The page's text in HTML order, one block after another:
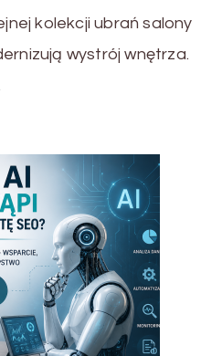
kolekcji ubrań salony
wystrój wnętrza.